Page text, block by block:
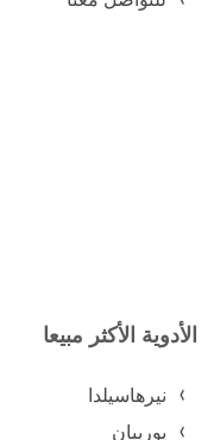
الأدوية الأكثر مبيعا
نيرهاسيلدا
يوريبان